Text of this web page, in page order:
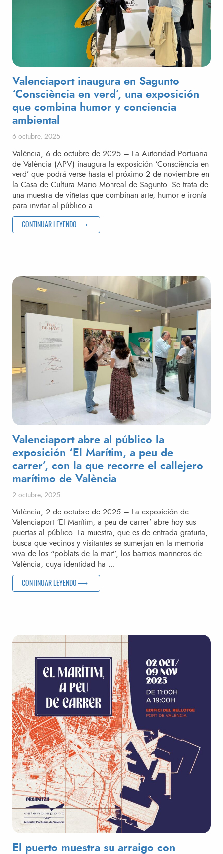
Valenciaport inaugura en Sagunto
‘Consciència en verd’, una exposición
que combina humor y conciencia
ambiental
Publicado el
6 octubre, 2025
València, 6 de octubre de 2025 – La Autoridad Portuaria
de València (APV) inaugura la exposición ‘Consciència en
verd’ que podrá verse hasta el próximo 2 de noviembre en
la Casa de Cultura Mario Monreal de Sagunto. Se trata de
una muestra de viñetas que combinan arte, humor e ironía
para invitar al público a …
CONTINUAR LEYENDO «VALENCIAPORT INAUGURA EN SAGUNTO
Valenciaport abre al público la
exposición ‘El Marítim, a peu de
carrer’, con la que recorre el callejero
marítimo de València
Publicado el
2 octubre, 2025
València, 2 de octubre de 2025 – La exposición de
Valenciaport ‘El Marítim, a peu de carrer’ abre hoy sus
puertas al público. La muestra, que es de entrada gratuita,
busca que vecinos y visitantes se sumerjan en la memoria
viva de los “poblats de la mar”, los barrios marineros de
València, cuya identidad ha …
CONTINUAR LEYENDO «VALENCIAPORT ABRE AL PÚBLICO LA EXPOSICIÓN ‘EL
El puerto muestra su arraigo con